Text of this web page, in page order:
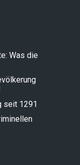
Was die
seit 1291